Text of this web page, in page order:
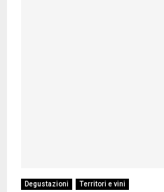
Degustazioni Territori e vini